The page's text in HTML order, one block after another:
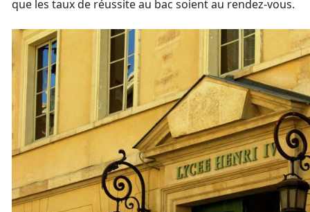
que les taux de réussite au bac soient au rendez-vous.